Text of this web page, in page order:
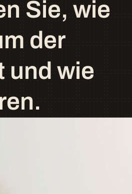
Sie, wie
der
und wie